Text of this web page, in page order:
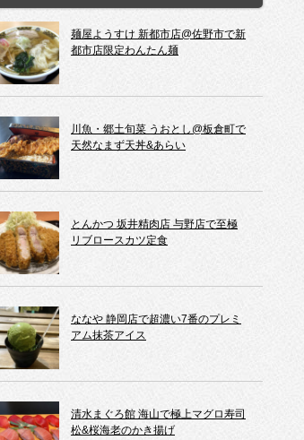
麺屋ようすけ 新都市店@佐野市で新
都市店限定わんたん麺
川魚・郷土旬菜 うおとし@板倉町で
天然なまず天丼&あらい
とんかつ 坂井精肉店 与野店で至極
リブロースカツ定食
ななや 静岡店で超濃い7番のプレミ
アム抹茶アイス
清水まぐろ館 海山で極上マグロ寿司
松&桜海老のかき揚げ